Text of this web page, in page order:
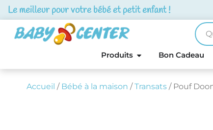
Le meilleur pour votre bébé et petit enfant !
Produits Bon Cadeau
Accueil / Bébé à la maison /Transats/ Pouf